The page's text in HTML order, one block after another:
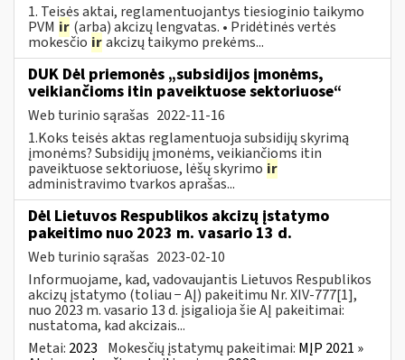
1. Teisės aktai, reglamentuojantys tiesioginio taikymo
PVM ir (arba) akcizų lengvatas. • Pridėtinės vertės
mokesčio irakcizų taikymo prekėms...
DUK Dėl priemonės „subsidijos įmonėms,
veikiančioms itin paveiktuose sektoriuose“
Web turinio sąrašas 2022-11-16
1.Koks teisės aktas reglamentuoja subsidijų skyrimą
įmonėms? Subsidijų įmonėms, veikiančioms itin
paveiktuose sektoriuose, lėšų skyrimo ir
administravimo tvarkos aprašas...
Dėl Lietuvos Respublikos akcizų įstatymo
pakeitimo nuo 2023 m. vasario 13 d.
Web turinio sąrašas 2023-02-10
Informuojame, kad, vadovaujantis Lietuvos Respublikos
akcizų įstatymo (toliau − AĮ) pakeitimu Nr. XIV-777[1],
nuo 2023 m. vasario 13 d. įsigalioja šie AĮ pakeitimai:
nustatoma, kad akcizais...
Metai: 2023 Mokesčių įstatymų pakeitimai: MĮP 2021 »